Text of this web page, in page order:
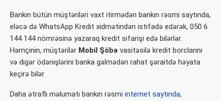
Bankın bütün müştəriləri vaxt itirmədən bankın rəsmi saytında,
eləcə də WhatsApp Kredit xidmətindən istifadə edərək, 050 6
144 144 nömrəsinə yazaraq kredit sifarişi edə bilərlər.
Həmçinin, müştərilər Mobil Şöbə vasitəsilə kredit borclarını
və digər ödənişlərini banka gəlmədən rahat şəraitdə həyata
keçirə bilər.
Daha ətraflı məlumatı bankın rəsmi internet saytında,